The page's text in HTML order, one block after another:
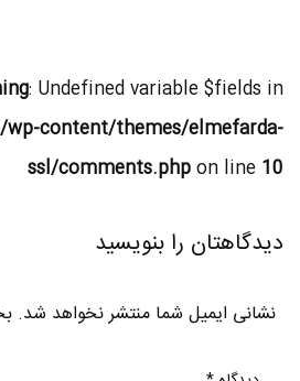
: Undefined variable $fields in
content/themes/elmefarda-
ssl/comments.phpon line 10
دیدگاهتان را بنویسید
نشانی ایمیل شما منتشر نخواهد شد.